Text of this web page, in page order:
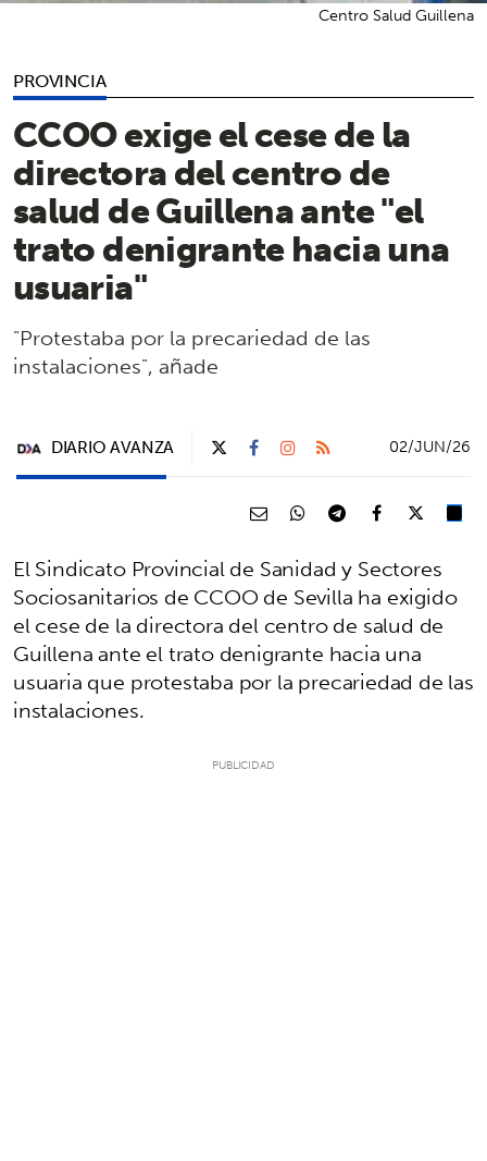
PROVINCIA
CCOO exige el cese de la
directora del centro de
salud de Guillena ante "el
trato denigrante hacia una
usuaria"
"Protestaba por la precariedad de las
instalaciones", añade
Centro Salud Guillena
DIARIO AVANZA 02/JUN/26
El Sindicato Provincial de Sanidad y Sectores
Sociosanitarios de CCOO de Sevilla ha exigido
el cese de la directora del centro de salud de
Guillena ante el trato denigrante hacia una
usuaria que protestaba por la precariedad de las
instalaciones.